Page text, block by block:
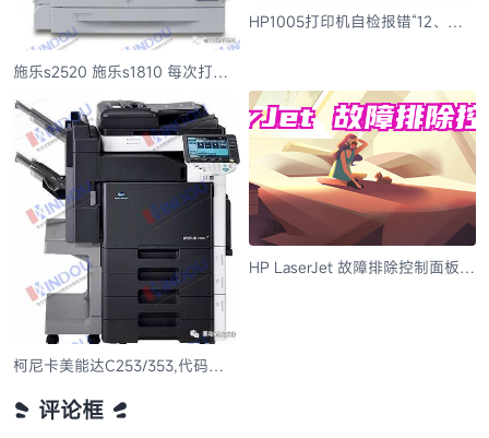
施乐s2520 施乐s1810 每次打印
直接打印的解决步骤
HP1005打印机自检报错“12、
柯尼卡美能达C253/353,代码
HP LaserJet 故障排除控制面板消
评论框